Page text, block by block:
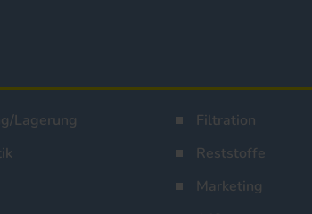
Lagerung
Filtration
Reststoffe
Marketing